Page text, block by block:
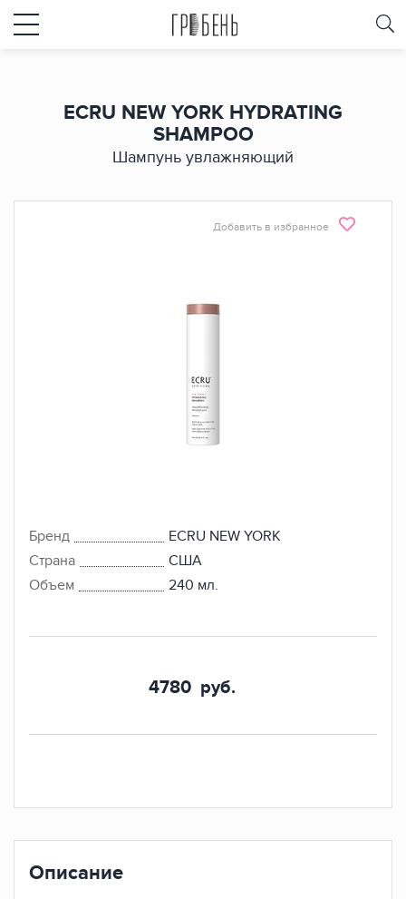
ECRU NEW YORK HYDRATING
SHAMPOO
Шампунь увлажняющий
Бренд
ECRU NEW YORK
Страна
США
Объем
240 мл.
Добавить в избранное
4780 руб.
Описание